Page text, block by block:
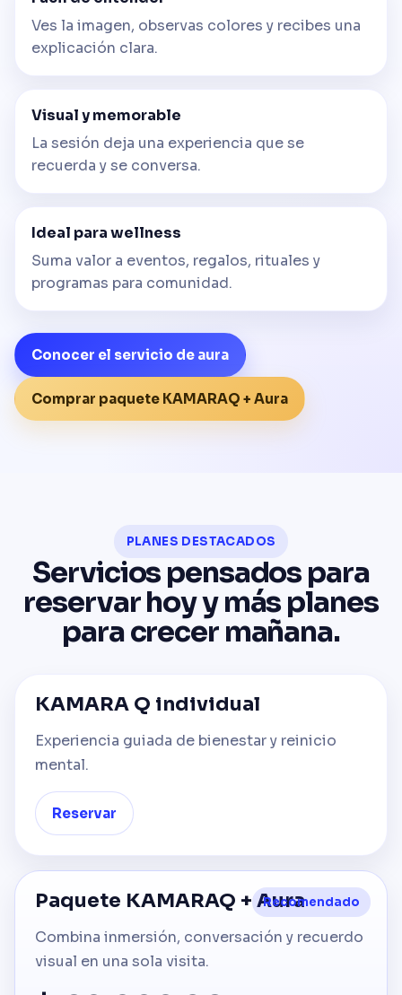
Ves la imagen, observas colores y recibes una
explicación clara.
Visual y memorable
La sesión deja una experiencia que se
recuerda y se conversa.
Ideal para wellness
Suma valor a eventos, regalos, rituales y
programas para comunidad.
Conocer el servicio de aura
Comprar paquete KAMARAQ + Aura
PLANES DESTACADOS
Servicios pensados para
reservar hoy y más planes
para crecer mañana.
KAMARA Q individual
Experiencia guiada de bienestar y reinicio
mental.
Reservar
Recomendado
Paquete KAMARAQ + Aura
Combina inmersión, conversación y recuerdo
visual en una sola visita.